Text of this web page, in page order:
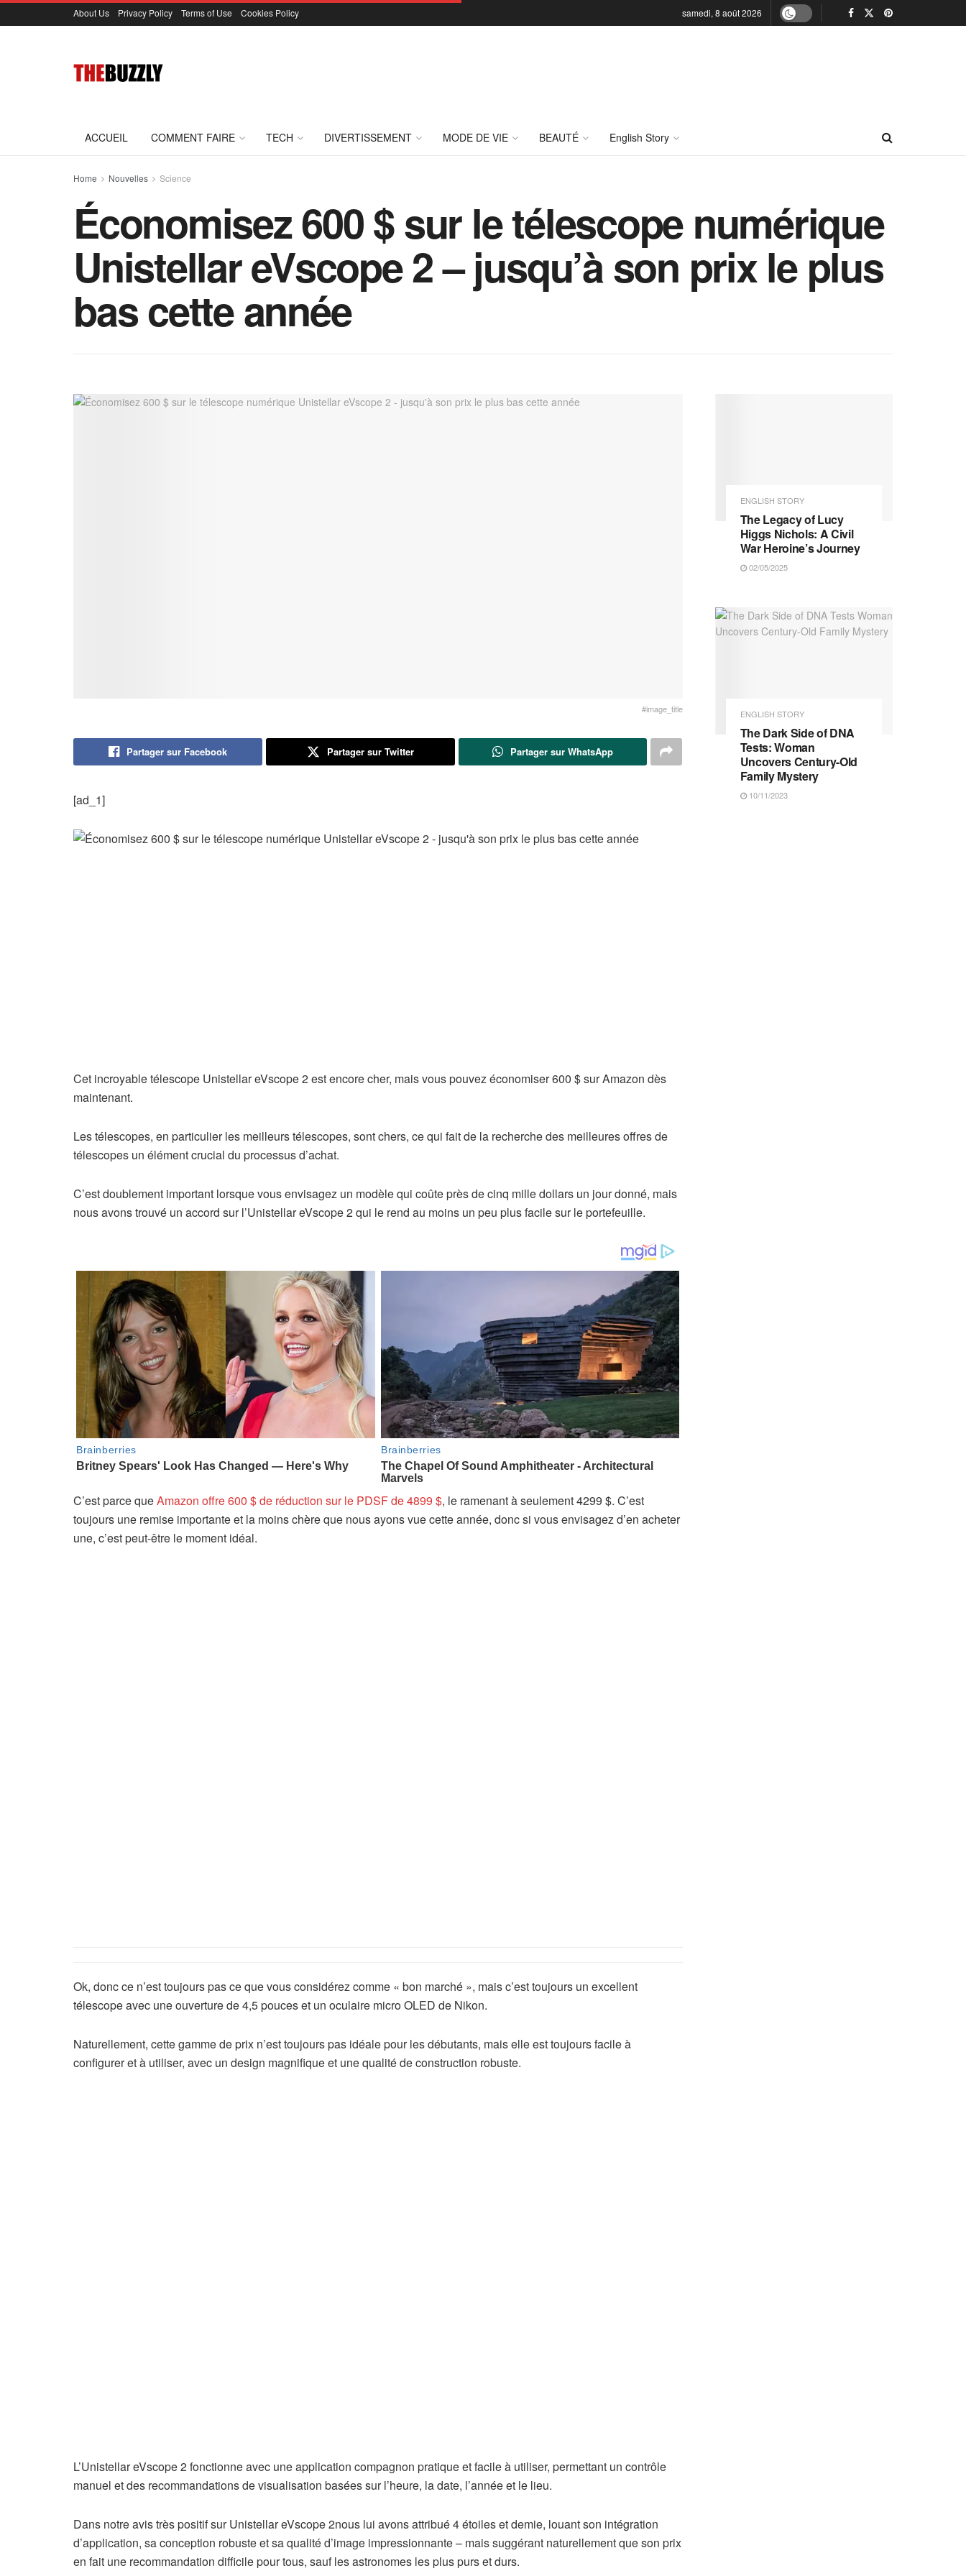
About Us Privacy Policy Terms of Use Cookies Policy samedi, 8 août 2026
ACCUEIL COMMENT FAIRE TECH DIVERTISSEMENT MODE DE VIE BEAUTÉ English Story
Home Nouvelles Science
Économisez 600 $ sur le télescope numérique
Unistellar eVscope 2 – jusqu’à son prix le plus
bas cette année
#image_title
Partager sur Facebook Partager sur Twitter Partager sur WhatsApp
[ad_1]
Cet incroyable télescope Unistellar eVscope 2 est encore cher, mais vous pouvez économiser 600 $ sur Amazon dès
maintenant.
Les télescopes, en particulier les meilleurs télescopes, sont chers, ce qui fait de la recherche des meilleures offres de
télescopes un élément crucial du processus d’achat.
C’est doublement important lorsque vous envisagez un modèle qui coûte près de cinq mille dollars un jour donné, mais
nous avons trouvé un accord sur l’Unistellar eVscope 2 qui le rend au moins un peu plus facile sur le portefeuille.
C’est parce queAmazon offre 600 $ de réduction sur le PDSF de 4899 $(
s
)
, le ramenant à seulement 4299 $. C’est
toujours une remise importante et la moins chère que nous ayons vue cette année, donc si vous envisagez d’en acheter
une, c’est peut-être le moment idéal.
Ok, donc ce n’est toujours pas ce que vous considérez comme « bon marché », mais c’est toujours un excellent
télescope avec une ouverture de 4,5 pouces et un oculaire micro OLED de Nikon.
Naturellement, cette gamme de prix n’est toujours pas idéale pour les débutants, mais elle est toujours facile à
configurer et à utiliser, avec un design magnifique et une qualité de construction robuste.
L’Unistellar eVscope 2 fonctionne avec une application compagnon pratique et facile à utiliser, permettant un contrôle
manuel et des recommandations de visualisation basées sur l’heure, la date, l’année et le lieu.
Dans notre avis très positif sur Unistellar eVscope 2(
s
’
nous lui avons attribué 4 étoiles et demie, louant son intégration
d’application, sa conception robuste et sa qualité d’image impressionnante – mais suggérant naturellement que son prix
en fait une recommandation difficile pour tous, sauf les astronomes les plus purs et durs.
ENGLISH STORY
The Legacy of Lucy
Higgs Nichols: A Civil
War Heroine’s Journey
02/05/2025
ENGLISH STORY
The Dark Side of DNA
Tests: Woman
Uncovers Century-Old
Family Mystery
10/11/2023